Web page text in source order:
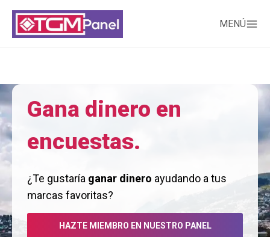
MENÚ
Gana dinero en
encuestas.
¿Te gustaría ganar dinero ayudando a tus
marcas favoritas?
HAZTE MIEMBRO EN NUESTRO PANEL